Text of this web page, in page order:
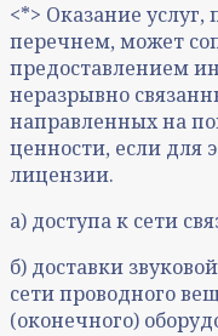
<*> Оказание
перечнем, может
предоставлением
неразрывно
направленных на
ценности, если для
лицензии.
а) доступа к сети
б) доставки
сети проводного
(оконечного)